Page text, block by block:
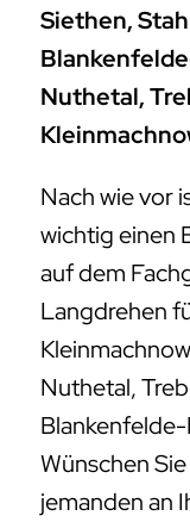
Siethen,
Nuthetal,
Nach wie vor
wichtig einen
auf dem
Langdrehen
Nuthetal,
Wünschen
jemanden an